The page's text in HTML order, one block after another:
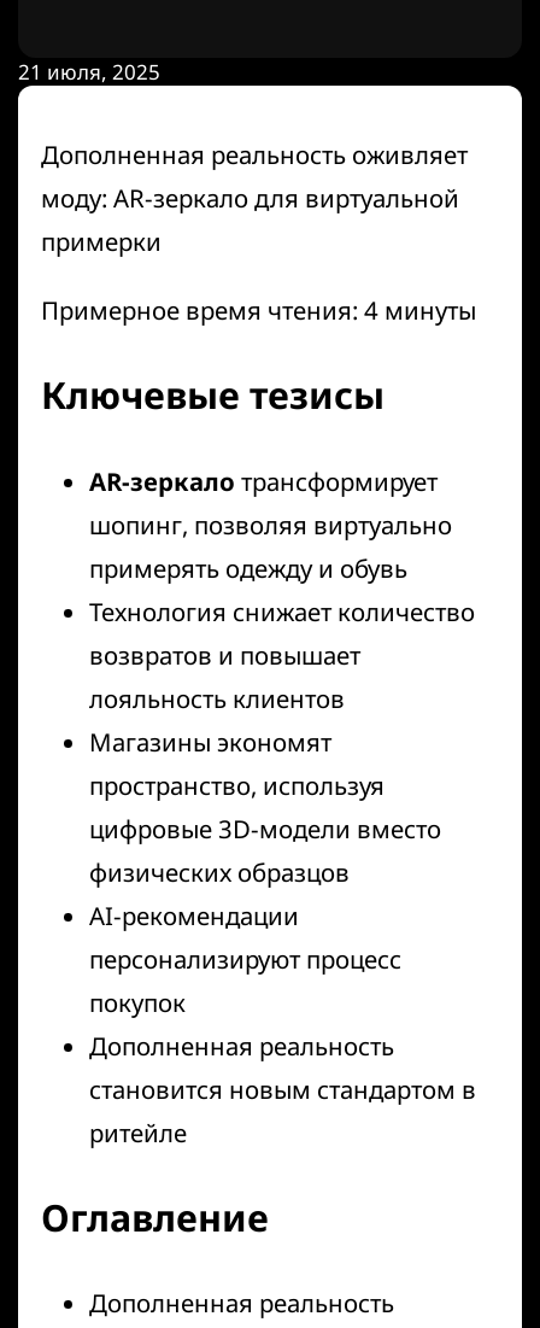
21 июля, 2025
Дополненная реальность оживляет
моду: AR-зеркало для виртуальной
примерки
Примерное время чтения: 4 минуты
Ключевые тезисы
AR-зеркало трансформирует
шопинг, позволяя виртуально
примерять одежду и обувь
Технология снижает количество
возвратов и повышает
лояльность клиентов
Магазины экономят
пространство, используя
цифровые 3D-модели вместо
физических образцов
AI-рекомендации
персонализируют процесс
покупок
Дополненная реальность
становится новым стандартом в
ритейле
Оглавление
Дополненная реальность